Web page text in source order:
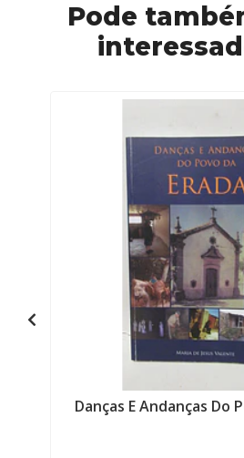
Pode
Danças E Andanças Do